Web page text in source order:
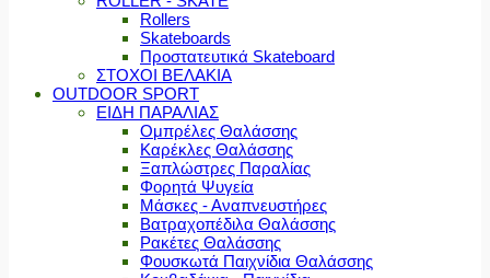
Rollers
Skateboards
Προστατευτικά Skateboard
ΣΤΟΧΟΙ ΒΕΛΑΚΙΑ
OUTDOOR SPORT
ΕΙΔΗ ΠΑΡΑΛΙΑΣ
Ομπρέλες Θαλάσσης
Καρέκλες Θαλάσσης
Ξαπλώστρες Παραλίας
Φορητά Ψυγεία
Μάσκες - Αναπνευστήρες
Βατραχοπέδιλα Θαλάσσης
Ρακέτες Θαλάσσης
Φουσκωτά Παιχνίδια Θαλάσσης